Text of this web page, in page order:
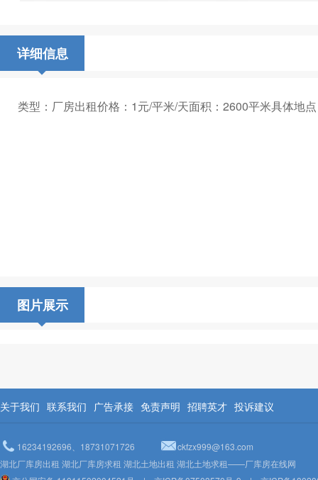
详细信息
类型：厂房出租价格：1元/平米/天面积：2600平米具体地
图片展示
关于我们 联系我们 广告承接 免责声明 招聘英才 投诉建议
16234192696、18731071726
ckfzx999@163.com
湖北厂库房出租 湖北厂库房求租 湖北土地出租 湖北土地求租——厂库房在线网